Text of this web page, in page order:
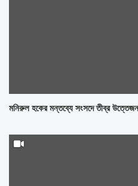
মনিরুল হকের মন্তব্যে সংসদে তীব্র